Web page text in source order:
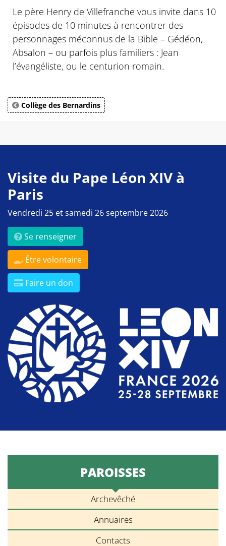
Le père Henry de Villefranche vous invite dans 10
épisodes de 10 minutes à rencontrer des
personnages méconnus de la Bible – Gédéon,
Absalon – ou parfois plus familiers : Jean
l’évangéliste, ou le centurion romain.
Collège des Bernardins
Visite du Pape Léon XIV à
Paris
Vendredi 25 et samedi 26 septembre 2026
Se renseigner
Être volontaire
Faire un don
PAROISSES
Archevêché
Annuaires
Contacts